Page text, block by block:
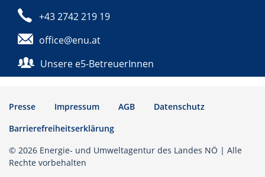
Telefon:
+43 2742 219 19
E-Mail:
office@enu.at
Unsere e5-BetreuerInnen
Presse Impressum AGB
Datenschutz
Barrierefreiheitserklärung
© 2026 Energie- und Umweltagentur des Landes NÖ | Alle
Rechte vorbehalten